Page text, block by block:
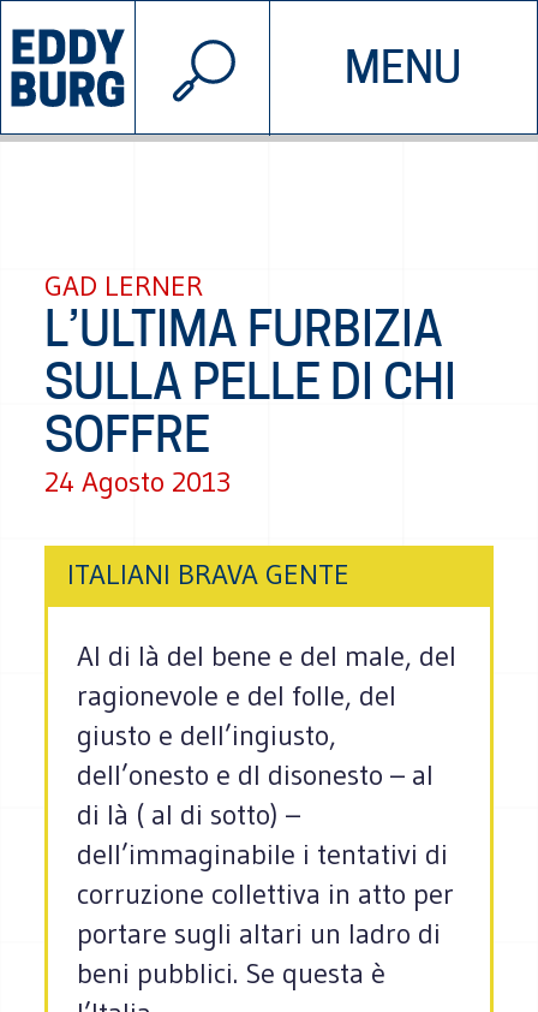
MENU
INIZIATIVE CHI SIAMO
© 2026 EDDYBURG
GAD LERNER
L’ULTIMA FURBIZIA
SULLA PELLE DI CHI
SOFFRE
24 Agosto 2013
ITALIANI BRAVA GENTE
Al di là del bene e del male, del
ragionevole e del folle, del
giusto e dell’ingiusto,
dell’onesto e dl disonesto – al
di là ( al di sotto) –
dell’immaginabile i tentativi di
corruzione collettiva in atto per
portare sugli altari un ladro di
beni pubblici. Se questa è